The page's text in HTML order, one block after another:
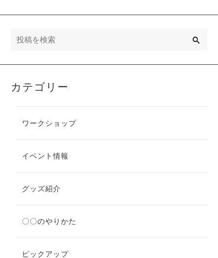
カテゴリー
ワークショップ
イベント情報
グッズ紹介
〇〇のやりかた
ピックアップ